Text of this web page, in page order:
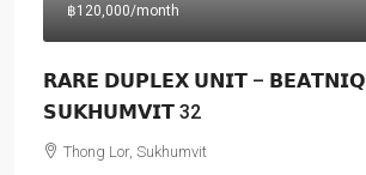
฿120,000/month
𝗥𝗔𝗥𝗘 𝗗𝗨𝗣𝗟𝗘𝗫 𝗨𝗡𝗜𝗧 – 𝗕𝗘𝗔𝗧𝗡𝗜𝗤
𝗦𝗨𝗞𝗛𝗨𝗠𝗩𝗜𝗧 32
Thong Lor, Sukhumvit